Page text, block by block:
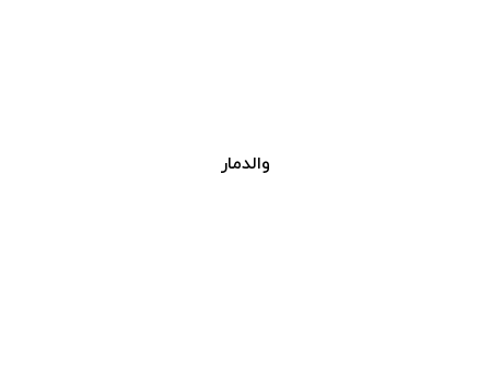
والدمار